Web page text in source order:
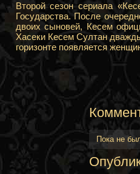
Второй сезон сериала
Государства. После
двоих сыновей, Кесем
Хасеки Кесем Султан
горизонте появляется
Пока не